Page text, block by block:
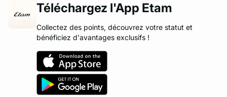
Téléchargez l'App Etam
Collectez des points, découvrez votre statut et
bénéficiez d'avantages exclusifs !